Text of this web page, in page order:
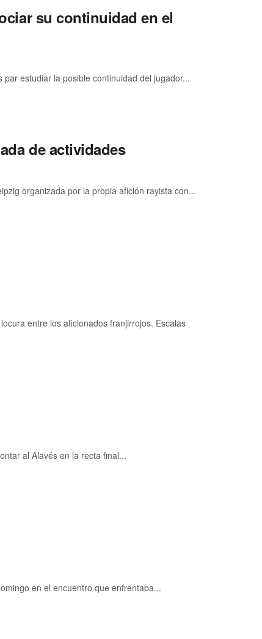
su continuidad en el
estudiar la posible continuidad del jugador...
de actividades
organizada por la propia afición rayista con...
entre los aficionados franjirrojos. Escalas
al Alavés en la recta final...
en el encuentro que enfrentaba...